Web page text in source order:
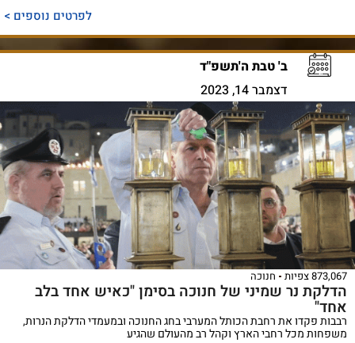
לפרטים נוספים >
ב' טבת ה'תשפ"ד
דצמבר 14, 2023
873,067 צפיות חנוכה
הדלקת נר שמיני של חנוכה בסימן "כאיש אחד בלב
אחד"
רבבות פקדו את רחבת הכותל המערבי בחג החנוכה ובמעמדי הדלקת הנרות,
משפחות מכל רחבי הארץ וקהל רב מהעולם שהגיע